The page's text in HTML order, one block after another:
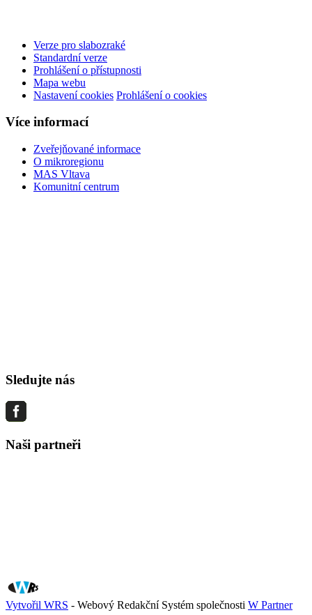
Verze pro slabozraké
Standardní verze
Prohlášení o přístupnosti
Mapa webu
Nastavení cookies Prohlášení o cookies
Více informací
Zveřejňované informace
O mikroregionu
MAS Vltava
Komunitní centrum
Sledujte nás
Naši partneři
Vytvořil WRS - Webový Redakční Systém společnosti W Partner